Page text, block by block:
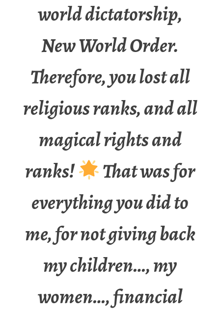
world dictatorship,
New World Order.
Therefore, you lost all
religious ranks, and all
magical rights and
ranks!
That was for
everything you did to
me, for not giving back
my children…, my
women…, financial